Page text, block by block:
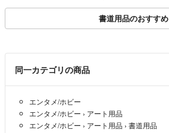
書道用品のおすすめ
同一カテゴリの商品
エンタメ/ホビー
エンタメ/ホビー › アート用品
エンタメ/ホビー › アート用品 › 書道用品